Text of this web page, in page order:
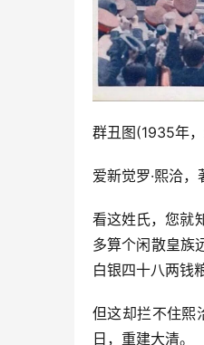
群丑图(1935年
爱新觉罗·熙洽，
看这姓氏，您就
多算个闲散皇族
白银四十八两钱
但这却拦不住熙
日，重建大清。